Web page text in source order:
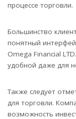
процессе торговли.
Большинство
понятный
Omega Financial
удобной даже для
Также следует
для торговли.
возможность